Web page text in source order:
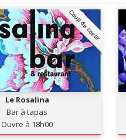
Coup de coeur
Le Rosalina
Bar à tapas
Ouvre à 18h00